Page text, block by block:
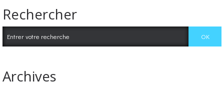
Rechercher
Archives